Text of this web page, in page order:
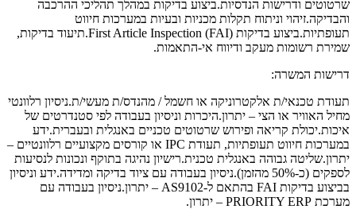
שרטוטים ודרישות הנדסיות.ביצוע בדיקות במהלך תהליכי ההרכבה
והבדיקה.זיהוי וניתוח תקלות מכניות ובעיות במערכות חיווט
תעופתיות.ביצוע בדיקות First Article Inspection (FAI).תיעוד בדיקות,
שמירת רשומות מעקב ודיווח אי-התאמות.
דרישות המשרה:
תעודת טכנאי/ת אלקטרוניקה או חשמל / מהנדס/ת מעשי/ת.ניסיון רלוונטי
מחיל האוויר או הצי – יתרון.היכרות וניסיון בעבודה לפי סטנדרטים של
איכות.יכולת קריאה ופירוש שרטוטים טכניים באנגלית ובעברית.ידע
במערכות חיווט תעופתיות, תעודת IPC או קורסים מקצועיים רלוונטיים –
יתרון.שליטה גבוהה באנגלית טכנית.רישיון נהיגה בתוקף ונכונות לנסיעות
לספקים (כ-50% מהזמן).ניסיון בעבודה עם ציוד בדיקה ומדידה.ידע וניסיון
בביצוע בדיקות FAI בהתאם ל-AS9102 – יתרון.ניסיון בעבודה עם
מערכת PRIORITY ERP – יתרון.